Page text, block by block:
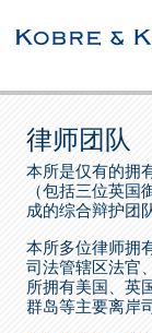
律师团队
本所是仅有的拥
（包括三位英
成的综合辩护团
本所多位律师拥
司法管辖区法官
所拥有美国、英
群岛等主要离岸